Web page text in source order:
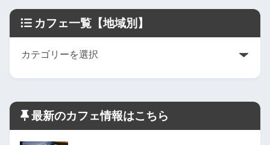
カフェ一覧【地域別】
最新のカフェ情報はこちら